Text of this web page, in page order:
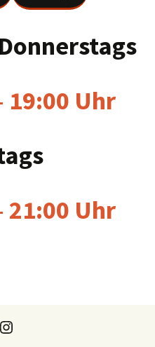
s
19:00 Uhr
s
21:00 Uhr
Instagram